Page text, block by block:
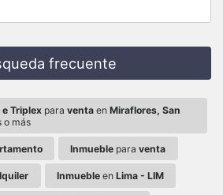
frecuente
Triplex paraventa enMiraflores, San
o más
Inmueble paraventa
Inmuebleen Lima - LIM